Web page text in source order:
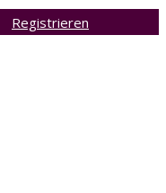
Registrieren